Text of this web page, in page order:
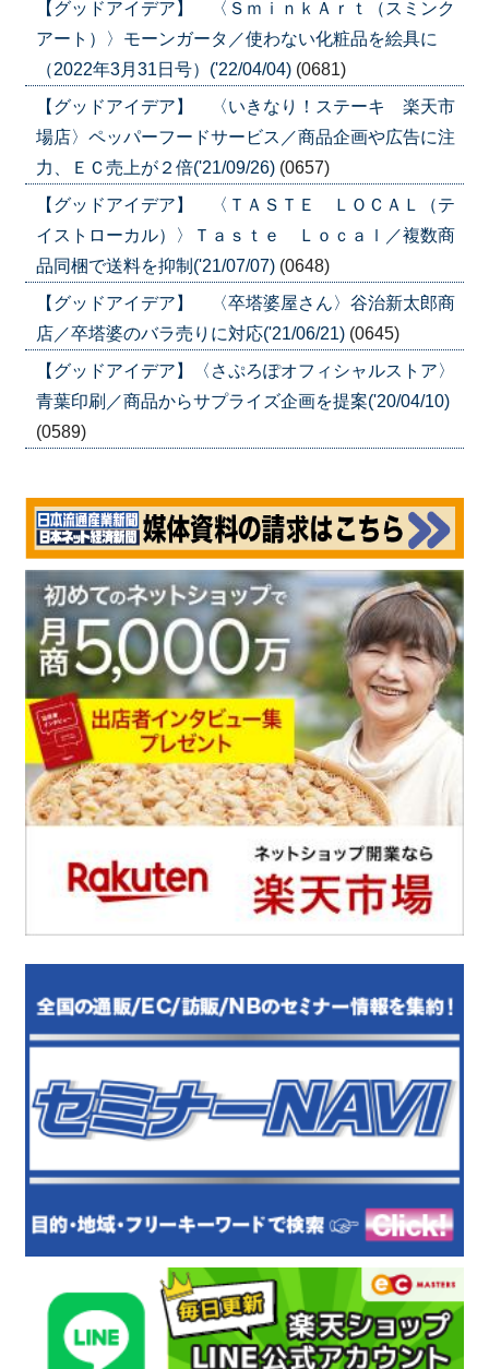
【グッドアイデア】 〈ＳｍｉｎｋＡｒｔ（スミンク
アート）〉モーンガータ／使わない化粧品を絵具に
（2022年3月31日号）('22/04/04) (0681)
【グッドアイデア】 〈いきなり！ステーキ 楽天市
場店〉ペッパーフードサービス／商品企画や広告に注
力、ＥＣ売上が２倍('21/09/26) (0657)
【グッドアイデア】 〈ＴＡＳＴＥ ＬＯＣＡＬ（テ
イストローカル）〉Ｔａｓｔｅ Ｌｏｃａｌ／複数商
品同梱で送料を抑制('21/07/07) (0648)
【グッドアイデア】 〈卒塔婆屋さん〉谷治新太郎商
店／卒塔婆のバラ売りに対応('21/06/21) (0645)
【グッドアイデア】〈さぷろぽオフィシャルストア〉
青葉印刷／商品からサプライズ企画を提案('20/04/10)
(0589)